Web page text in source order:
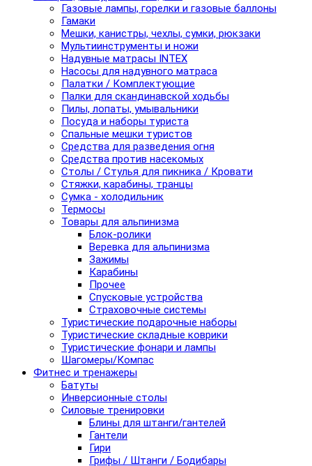
Газовые лампы, горелки и газовые баллоны
Гамаки
Мешки, канистры, чехлы, сумки, рюкзаки
Мультиинструменты и ножи
Надувные матрасы INTEX
Насосы для надувного матраса
Палатки / Комплектующие
Палки для скандинавской ходьбы
Пилы, лопаты, умывальники
Посуда и наборы туриста
Спальные мешки туристов
Средства для разведения огня
Средства против насекомых
Столы / Стулья для пикника / Кровати
Стяжки, карабины, транцы
Сумка - холодильник
Термосы
Товары для альпинизма
Блок-ролики
Веревка для альпинизма
Зажимы
Карабины
Прочее
Спусковые устройства
Страховочные системы
Туристические подарочные наборы
Туристические складные коврики
Туристические фонари и лампы
Шагомеры/Компас
Фитнес и тренажеры
Батуты
Инверсионные столы
Силовые тренировки
Блины для штанги/гантелей
Гантели
Гири
Грифы / Штанги / Бодибары